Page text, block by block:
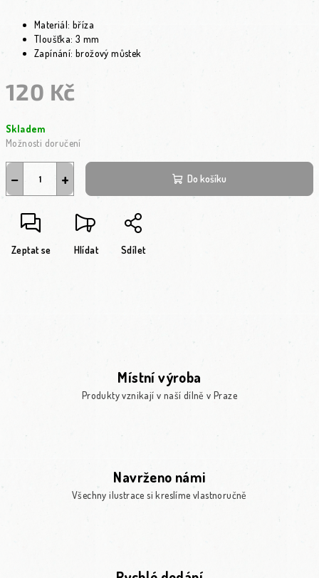
Materiál: bříza
Tloušťka: 3 mm
Zapínání: brožový můstek
120 Kč
Skladem
Možnosti doručení
+
− Do košíku
Zeptat se Hlídat Sdílet
Místní výroba
Produkty vznikají v naší dílně v Praze
Navrženo námi
Všechny ilustrace si kreslíme vlastnoručně